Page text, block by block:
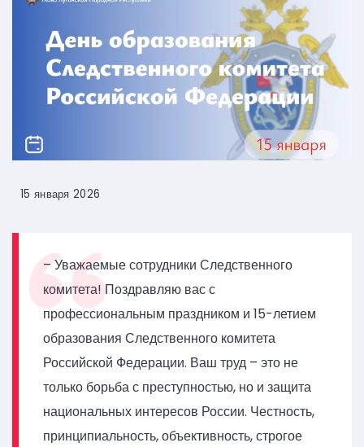
15 января 2026
– Уважаемые сотрудники Следственного
комитета! Поздравляю вас с
профессиональным праздником и 15-летием
образования Следственного комитета
Российской Федерации. Ваш труд – это не
только борьба с преступностью, но и защита
национальных интересов России. Честность,
принципиальность, объективность, строгое